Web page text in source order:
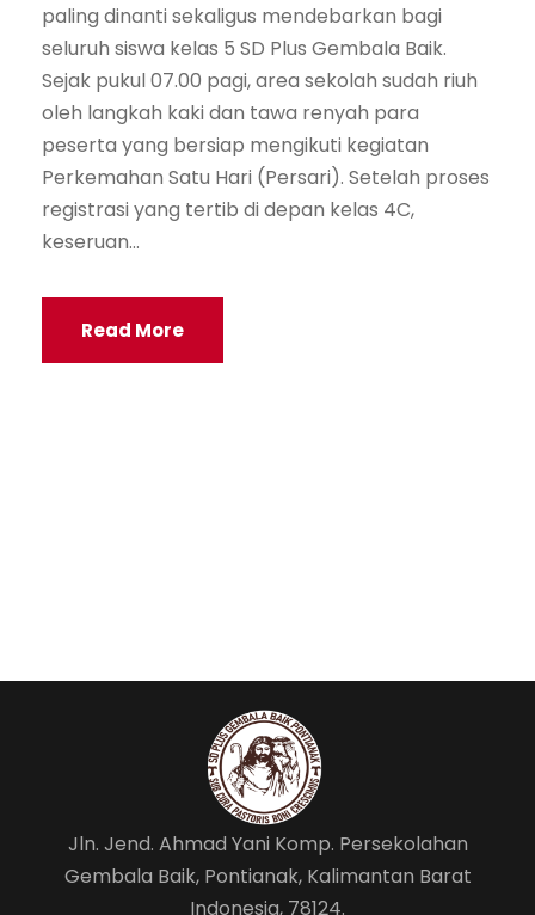
paling dinanti sekaligus mendebarkan bagi
seluruh siswa kelas 5 SD Plus Gembala Baik.
Sejak pukul 07.00 pagi, area sekolah sudah riuh
oleh langkah kaki dan tawa renyah para
peserta yang bersiap mengikuti kegiatan
Perkemahan Satu Hari (Persari). Setelah proses
registrasi yang tertib di depan kelas 4C,
keseruan...
Read More
Jln. Jend. Ahmad Yani Komp. Persekolahan
Gembala Baik, Pontianak, Kalimantan Barat
Indonesia, 78124.